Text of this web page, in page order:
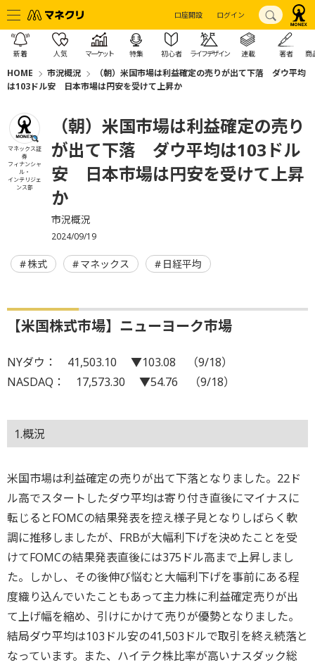
口座開設 ログイン
新着 人気 マーケット 特集 初心者 ライフデザイン 連載 著者 商
HOME 市況概況
（朝）米国市場は利益確定の売りが出て下落 ダウ平均
は103ドル安 日本市場は円安を受けて上昇か
マネックス証
券
フィナンシャ
ル・
インテリジェ
ンス部
（朝）米国市場は利益確定の売り
が出て下落 ダウ平均は103ドル
安 日本市場は円安を受けて上昇
か
市況概況
2024/09/19
株式 マネックス 日経平均
【米国株式市場】ニューヨーク市場
NYダウ： 41,503.10 ▼103.08 （9/18）
NASDAQ： 17,573.30 ▼54.76 （9/18）
1.概況
米国市場は利益確定の売りが出て下落となりました。22ド
ル高でスタートしたダウ平均は寄り付き直後にマイナスに
転じるとFOMCの結果発表を控え様子見となりしばらく軟
調に推移しましたが、FRBが大幅利下げを決めたことを受
けてFOMCの結果発表直後には375ドル高まで上昇しまし
た。しかし、その後伸び悩むと大幅利下げを事前にある程
度織り込んでいたこともあって主力株に利益確定売りが出
て上げ幅を縮め、引けにかけて売りが優勢となりました。
結局ダウ平均は103ドル安の41,503ドルで取引を終え続落と
なっています。また、ハイテク株比率が高いナスダック総